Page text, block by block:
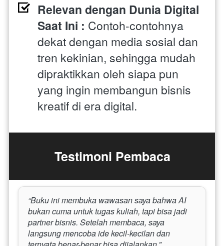
Relevan dengan Dunia Digital
Saat Ini : Contoh-contohnya
dekat dengan media sosial dan
tren kekinian, sehingga mudah
dipraktikkan oleh siapa pun
yang ingin membangun bisnis
kreatif di era digital.
Testimoni Pembaca
“Buku ini membuka wawasan saya bahwa AI
bukan cuma untuk tugas kuliah, tapi bisa jadi
partner bisnis. Setelah membaca, saya
langsung mencoba ide kecil-kecilan dan